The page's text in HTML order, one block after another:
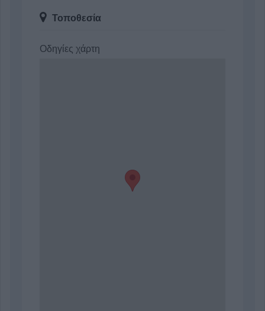
Τοποθεσία
Οδηγίες χάρτη